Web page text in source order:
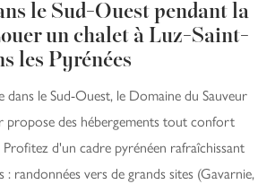
le Sud-Ouest pendant la
un chalet à Luz-Saint-
les Pyrénées
dans le Sud-Ouest, le Domaine du Sauveur
propose des hébergements tout confort
Profitez d'un cadre pyrénéen rafraîchissant
: randonnées vers de grands sites (Gavarnie,